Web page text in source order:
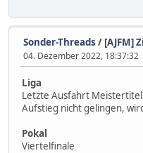
Sonder-Threads / [AJFM]
04. Dezember 2022, 18:37:32
Liga
Letzte Ausfahrt
Aufstieg nicht gelingen,
Pokal
Viertelfinale